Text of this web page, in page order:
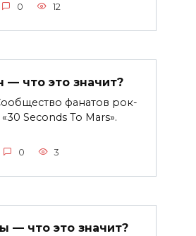
0 12
— что это значит?
фанатов рок-
Seconds To Mars».
0 3
— что это значит?